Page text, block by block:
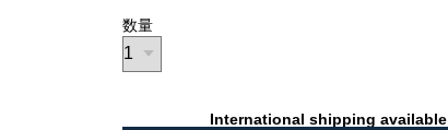
数量
International shipping available